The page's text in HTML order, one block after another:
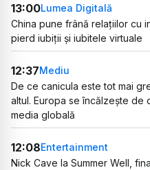
13:00Lumea Digitală
China pune frână relațiilor cu
pierd iubiții și iubitele virtuale
12:37Mediu
De ce canicula este tot mai
altul. Europa se încălzește
media globală
12:08Entertainment
Nick Cave la Summer Well,